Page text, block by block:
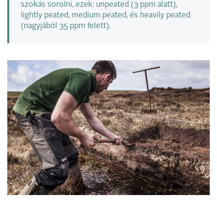
szokás sorolni, ezek: unpeated (3 ppm alatt),
lightly peated, medium peated, és heavily peated
(nagyjából 35 ppm felett).